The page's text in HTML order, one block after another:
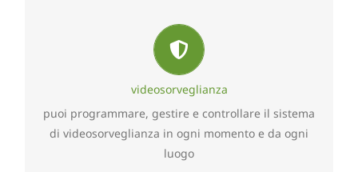
videosorveglianza
puoi programmare, gestire e controllare il sistema
di videosorveglianza in ogni momento e da ogni
luogo
Con semplicità ed in tempo reale, ciascun utente
può monitorare ogni ambiente interno ed esterno
della propria residenza potendo intervenire
manualmente sia in locale che da remoto sui valori
di programmazione del sistema cosi da garantire
sempre la massima aderenza alle proprie esigenze
personali.